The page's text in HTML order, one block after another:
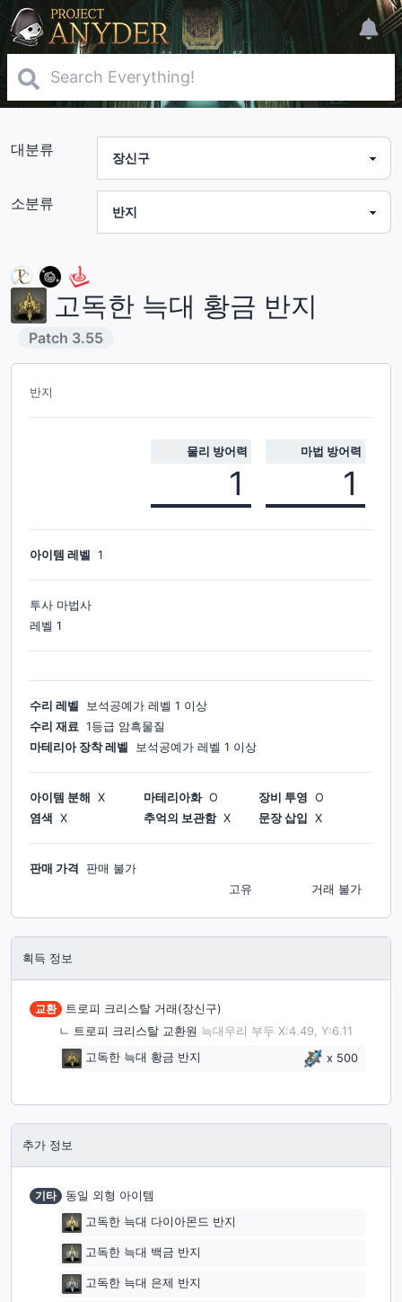
대분류
소분류
고독한 늑대 황금 반지
Patch 3.55
반지
물리 방어력
1
마법 방어력
1
아이템 레벨 1
투사 마법사
레벨 1
수리 레벨 보석공예가 레벨 1 이상
수리 재료 1등급 암흑물질
마테리아 장착 레벨
보석공예가 레벨 1 이상
아이템 분해 X 마테리아화 O 장비 투영 O
염색
X 추억의 보관함 X 문장 삽입 X
판매 가격
판매 불가
거래 불가
고유
획득 정보
교환
트로피 크리스탈 거래(장신구)
ㄴ 트로피 크리스탈 교환원 늑대우리 부두 X:4.49, Y:6.11
고독한 늑대 황금 반지
x 500
추가 정보
기타
동일 외형 아이템
고독한 늑대 다이아몬드 반지
고독한 늑대 백금 반지
고독한 늑대 은제 반지